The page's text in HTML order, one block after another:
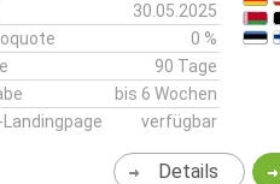
30.05.2025
0 %
90 Tage
bis 6 Wochen
Landingpage
verfügbar
Details